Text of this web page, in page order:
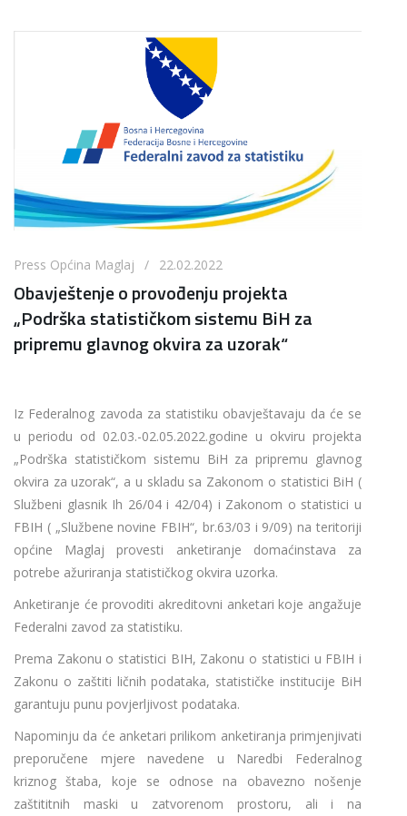
Press Općina Maglaj / 22.02.2022
Obavještenje o provođenju projekta
„Podrška statističkom sistemu BiH za
pripremu glavnog okvira za uzorak“
Iz Federalnog zavoda za statistiku obavještavaju da će se
u periodu od 02.03.-02.05.2022.godine u okviru projekta
„Podrška statističkom sistemu BiH za pripremu glavnog
okvira za uzorak“, a u skladu sa Zakonom o statistici BiH (
Službeni glasnik Ih 26/04 i 42/04) i Zakonom o statistici u
FBIH ( „Službene novine FBIH“, br.63/03 i 9/09) na teritoriji
općine Maglaj provesti anketiranje domaćinstava za
potrebe ažuriranja statističkog okvira uzorka.
Anketiranje će provoditi akreditovni anketari koje angažuje
Federalni zavod za statistiku.
Prema Zakonu o statistici BIH, Zakonu o statistici u FBIH i
Zakonu o zaštiti ličnih podataka, statističke institucije BiH
garantuju punu povjerljivost podataka.
Napominju da će anketari prilikom anketiranja primjenjivati
preporučene mjere navedene u Naredbi Federalnog
kriznog štaba, koje se odnose na obavezno nošenje
zaštititnih maski u zatvorenom prostoru, ali i na